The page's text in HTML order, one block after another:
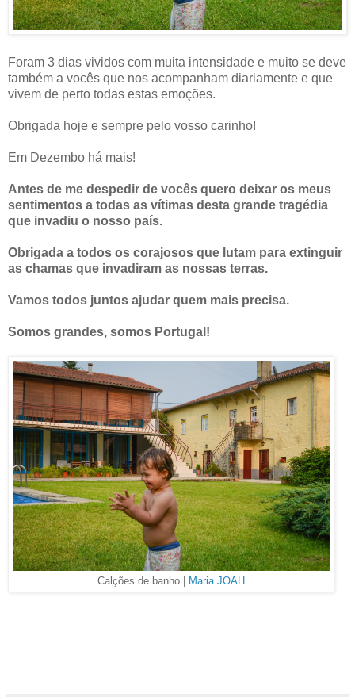
Foram 3 dias vividos com muita intensidade e muito se deve
também a vocês que nos acompanham diariamente e que
vivem de perto todas estas emoções.
Obrigada hoje e sempre pelo vosso carinho!
Em Dezembo há mais!
Antes de me despedir de vocês quero deixar os meus
sentimentos a todas as vítimas desta grande tragédia
que invadiu o nosso país.
Obrigada a todos os corajosos que lutam para extinguir
as chamas que invadiram as nossas terras.
Vamos todos juntos ajudar quem mais precisa.
Somos grandes, somos Portugal!
Calções de banho | Maria JOAH